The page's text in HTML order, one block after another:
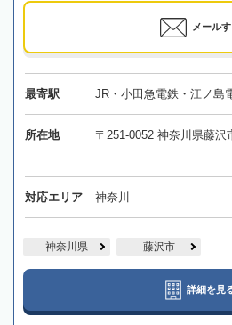
メール
最寄駅 JR・小田急電鉄・江ノ島
所在地 〒251-0052 神奈川県藤沢
対応エリア 神奈川
神奈川県 藤沢市
詳細を見